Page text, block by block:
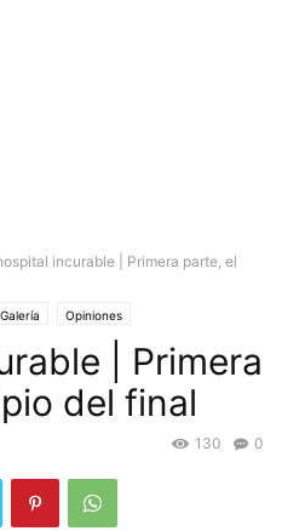
incurable | Primera parte, el
Galería Opiniones
| Primera
del final
0
130